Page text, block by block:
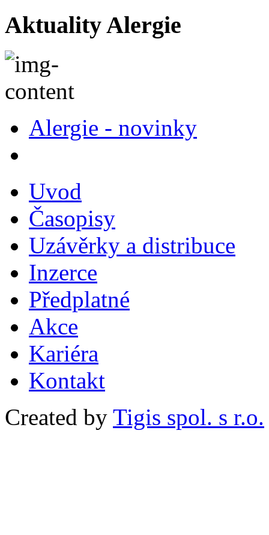
Aktuality Alergie
Alergie - novinky
Uvod
Časopisy
Uzávěrky a distribuce
Inzerce
Předplatné
Akce
Kariéra
Kontakt
Created by Tigis spol. s r.o.